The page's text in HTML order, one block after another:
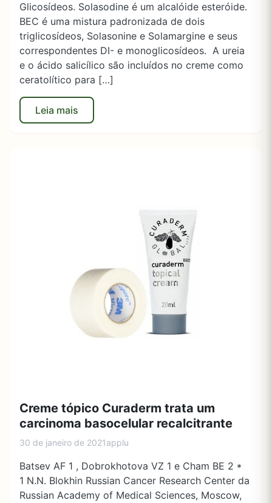
Glicosídeos. Solasodine é um alcalóide esteróide.
BEC é uma mistura padronizada de dois
triglicosídeos, Solasonine e Solamargine e seus
correspondentes DI- e monoglicosídeos. A ureia
e o ácido salicílico são incluídos no creme como
ceratolítico para […]
Leia mais
Creme tópico Curaderm trata um
carcinoma basocelular recalcitrante
30 de janeiro de 2021applu
Batsev AF 1 , Dobrokhotova VZ 1 e Cham BE 2 *
1 N.N. Blokhin Russian Cancer Research Center da
Russian Academy of Medical Sciences, Moscow,